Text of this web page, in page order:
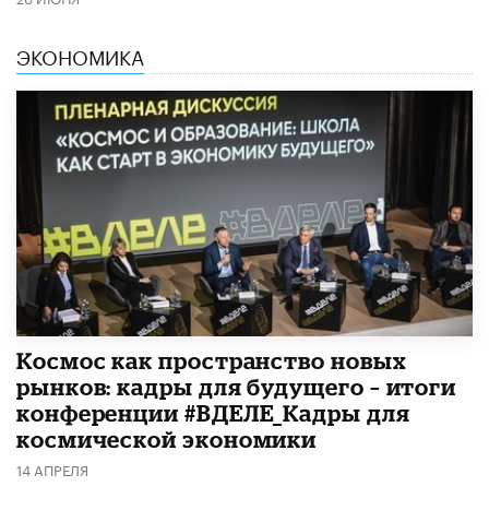
ЭКОНОМИКА
Космос как пространство новых
рынков: кадры для будущего – итоги
конференции #ВДЕЛЕ_Кадры для
космической экономики
14 АПРЕЛЯ